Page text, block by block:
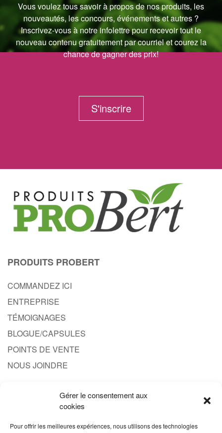
Gérer le consentement aux
cookies
Pour offrir les meilleures expériences, nous utilisons des technologies
Vous voulez tous savoir à propos de nos produits, les
nouveautés, les concours, événements et autres ?
Inscrivez-vous à notre infolettre pour recevoir tout le
nouveau contenu gratuitement par courriel et courez la
chance de gagner des prix!
S'inscrire
PRODUITS PROBERT
COMMANDEZ ICI
ENTREPRISE
TÉMOIGNAGES
BLOGUE/CAPSULES
POINTS DE VENTE
NOUS JOINDRE
1.844.608.3777